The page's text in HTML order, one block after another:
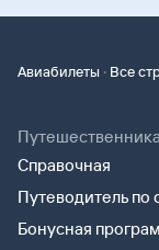
Авиабилеты · Все
Справочная
Путеводитель по
Бонусная